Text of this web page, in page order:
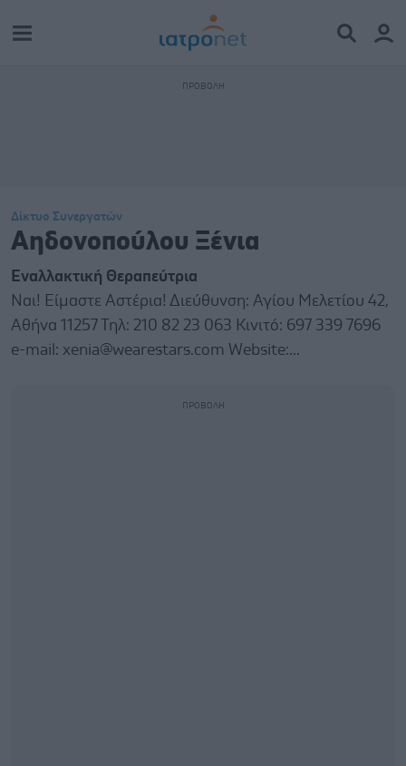
Δίκτυο Συνεργατών
Αηδονοπούλου Ξένια
Εναλλακτική Θεραπεύτρια
Ναι! Είμαστε Αστέρια! Διεύθυνση: Αγίου Μελετίου 42,
Αθήνα 11257 Τηλ: 210 82 23 063 Κινιτό: 697 339 7696
e-mail: xenia@wearestars.com Website:...